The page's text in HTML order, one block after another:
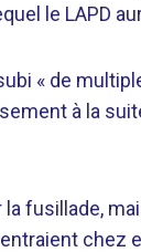
le LAPD
« de
à la
fusillade,
chez